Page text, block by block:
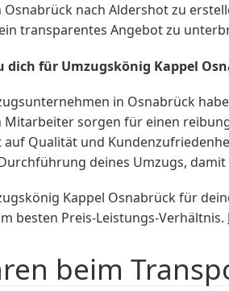
Osnabrück nach Aldershot zu
transparentes Angebot zu
dich für Umzugskönig Kappel
in Osnabrück
Mitarbeiter sorgen für einen
auf Qualität und
deines Umzugs,
Kappel Osnabrück für
besten Preis-Leistungs-Verhältnis.
beim